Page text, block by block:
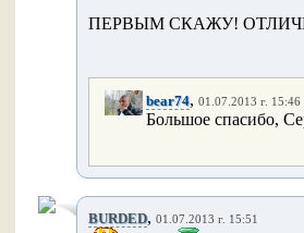
ПЕРВЫМ СКАЖУ!
bear74, 01.07.2013 г. 15:46
Большое спасибо,
BURDED, 01.07.2013 г. 15:51